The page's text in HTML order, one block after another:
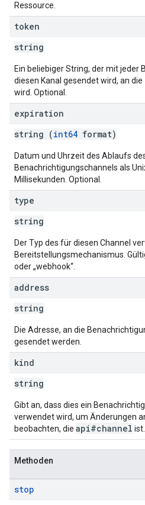
Ressource.
token
string
Ein beliebiger String, der mit jeder
diesen Kanal gesendet wird, an
wird. Optional.
expiration
string (int64 format)
Datum und Uhrzeit des Ablaufs
Benachrichtigungschannels als
Millisekunden. Optional.
type
string
Der Typ des für diesen Channel
Bereitstellungsmechanismus.
oder „webhook“.
address
string
Die Adresse, an die
gesendet werden.
kind
string
Gibt an, dass dies ein
verwendet wird, um Änderungen
beobachten, die api#channel ist.
Methoden
stop